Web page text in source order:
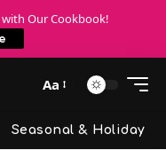
Our Cookbook!
Aa
Seasonal & Holiday